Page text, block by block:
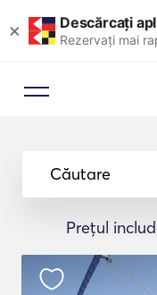
× Descărcați
Rezervați mai
Căutare
Prețul